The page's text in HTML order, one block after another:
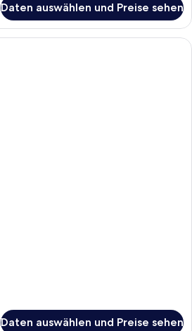
Daten auswählen und Preise sehen
Daten auswählen und Preise sehen